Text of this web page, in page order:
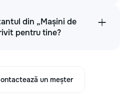
din „Mașini de
pentru tine?
un meșter